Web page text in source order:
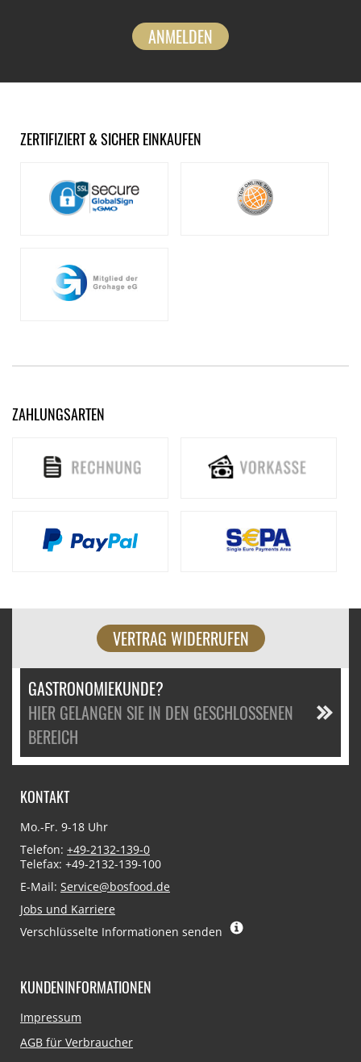
ANMELDEN
ZERTIFIZIERT & SICHER EINKAUFEN
ZAHLUNGSARTEN
VERTRAG WIDERRUFEN
GASTRONOMIEKUNDE?
HIER GELANGEN SIE IN DEN GESCHLOSSENEN
BEREICH
KONTAKT
Mo.-Fr. 9-18 Uhr
Telefon: +49-2132-139-0
Telefax: +49-2132-139-100
E-Mail: Service@bosfood.de
Jobs und Karriere
Verschlüsselte Informationen senden
KUNDENINFORMATIONEN
Navigation
Impressum
AGB für Verbraucher